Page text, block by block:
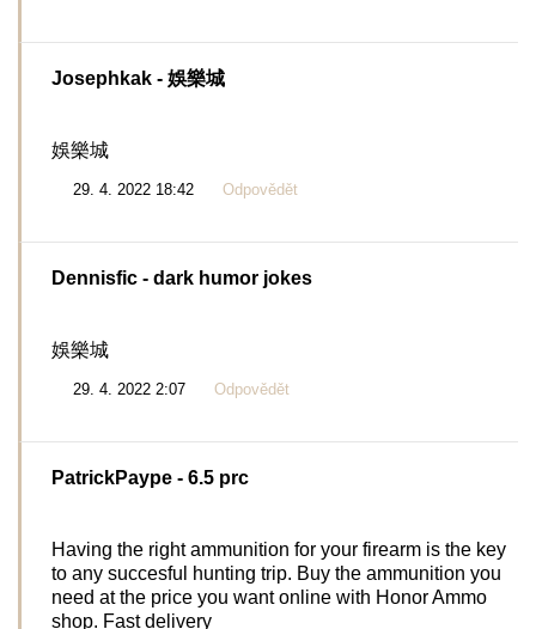
Josephkak - 娛樂城
娛樂城
29. 4. 2022 18:42 Odpovědět
Dennisfic - dark humor jokes
娛樂城
29. 4. 2022 2:07 Odpovědět
PatrickPaype - 6.5 prc
Having the right ammunition for your firearm is the key
to any succesful hunting trip. Buy the ammunition you
need at the price you want online with Honor Ammo
shop. Fast delivery